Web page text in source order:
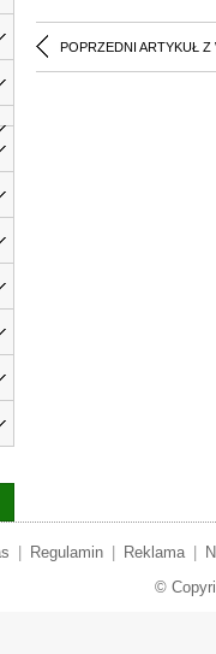
POPRZEDNI ARTYKUŁ Z
Regulamin Reklama
©